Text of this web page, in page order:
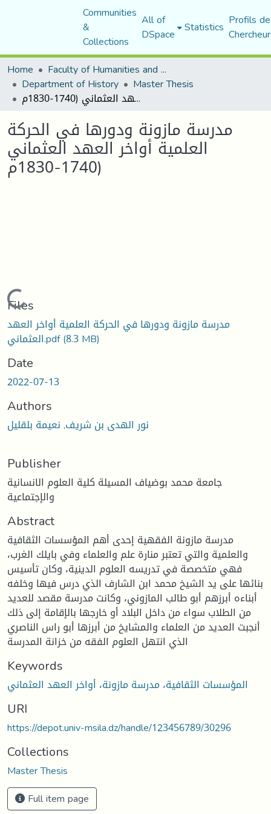
Communities
&
Collections
All of
DSpace Statistics Profils
Home
Faculty of Humanities and Social Sciences
Department of History Master Thesis
مدرسة مازونة ودورها في الحركة العلمية أواخر العهد العثماني (1740-1830م
مدرسة مازونة ودورها في الحركة
العلمية أواخر العهد العثماني
(1740-1830م
Loading...
Files
مدرسة مازونة ودورها في الحركة العلمية أواخر العهد
العثماني.pdf(8.3 MB)
Date
2022-07-13
Authors
نور الهدى بن شريف, نعيمة بلقليل
Publisher
جامعة محمد بوضياف المسيلة كلية العلوم الانسانية
والإجتماعية
Abstract
مدرسة مازونة الفقهية إحدى أهم المؤسسات الثقافية
والعلمية والتي تعتبر منارة علم والعلماء وفي بايلك الغرب،
فهي متخصصة في تدريسه العلوم الدينية، وكان تأسيس
بنائها على يد الشيخ محمد ابن الشارف الذي درس فيها وخلفه
أبناءه أبرزهم أبو طالب المازوني، وكانت مدرسة مقصد للعديد
من الطلاب سواء من داخل البلاد أو خارجها بالإقامة إلى ذلك
أنجبت العديد من العلماء والمشايخ من أبرزها أبو راس الناصري
الذي انتهل العلوم الفقه من خزانة المدرسة
Keywords
المؤسسات الثقافية، مدرسة مازونة، أواخر العهد العثماني
URI
https://depot.univ-msila.dz/handle/123456789/30296
Collections
Master Thesis
Full item page